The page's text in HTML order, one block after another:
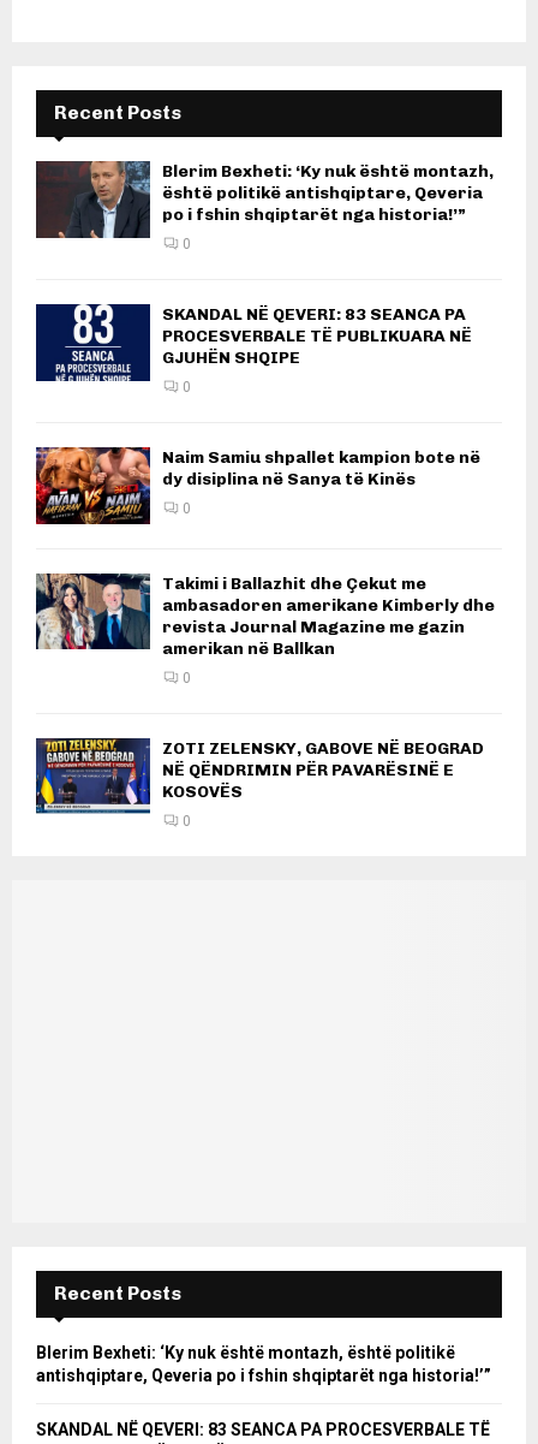
Recent Posts
Blerim Bexheti: ‘Ky nuk është montazh,
është politikë antishqiptare, Qeveria
po i fshin shqiptarët nga historia!’”
0
SKANDAL NË QEVERI: 83 SEANCA PA
PROCESVERBALE TË PUBLIKUARA NË
GJUHËN SHQIPE
0
Naim Samiu shpallet kampion bote në
dy disiplina në Sanya të Kinës
0
Takimi i Ballazhit dhe Çekut me
ambasadoren amerikane Kimberly dhe
revista Journal Magazine me gazin
amerikan në Ballkan
0
ZOTI ZELENSKY, GABOVE NË BEOGRAD
NË QËNDRIMIN PËR PAVARËSINË E
KOSOVËS
0
Recent Posts
Blerim Bexheti: ‘Ky nuk është montazh, është politikë
antishqiptare, Qeveria po i fshin shqiptarët nga historia!’”
SKANDAL NË QEVERI: 83 SEANCA PA PROCESVERBALE TË